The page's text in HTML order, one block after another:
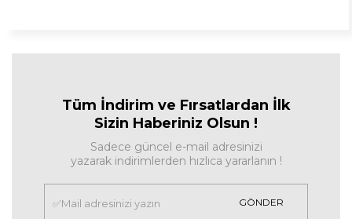
Tüm İndirim ve Fırsatlardan İlk
Sizin Haberiniz Olsun !
Sadece güncel e-mail adresinizi
yazarak indirimlerden hızlıca yararlanın !
GÖNDER